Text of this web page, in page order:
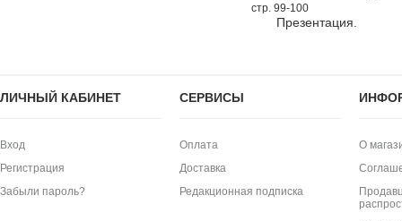
стр. 99-100
Презентация.
ЛИЧНЫЙ КАБИНЕТ
Вход
Регистрация
Забыли пароль?
СЕРВИСЫ
Оплата
Доставка
Редакционная подписка
О